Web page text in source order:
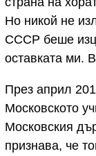
Но никой не
СССР беше
оставката ми.
През април
Московското
Московския
признава, че